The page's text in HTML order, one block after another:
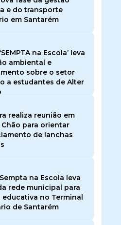
e do transporte
em Santarém
na Escola’ leva
ambiental e
sobre o setor
a estudantes de Alter
realiza reunião em
para orientar
de lanchas
na Escola leva
rede municipal para
educativa no Terminal
de Santarém